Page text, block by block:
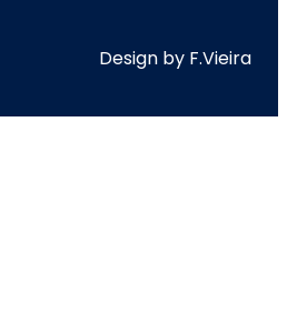
Design by F.Vieira